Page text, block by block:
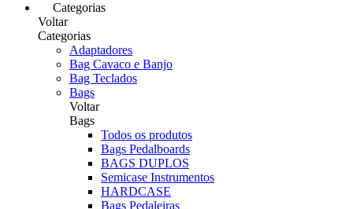
Categorias
Voltar
Categorias
Adaptadores
Bag Cavaco e Banjo
Bag Teclados
Bags
Voltar
Bags
Todos os produtos
Bags Pedalboards
BAGS DUPLOS
Semicase Instrumentos
HARDCASE
Bags Pedaleiras